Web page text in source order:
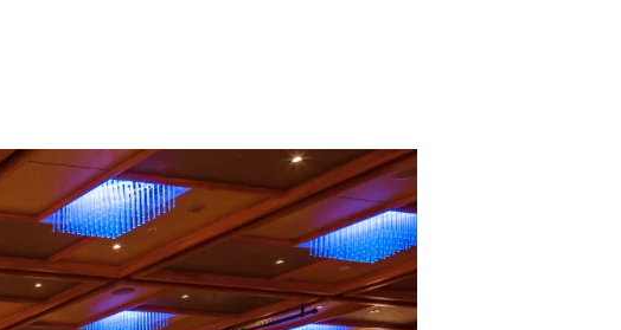
はもちろん、宴会、レセプション、研修などニー